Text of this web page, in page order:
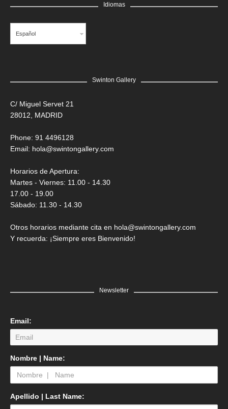
LEER MÁS
Edgar Flores “SANER” | El reflejo de la verdad, el hombre
Idiomas
Español
Swinton Gallery
C/ Miguel Servet 21
28012, MADRID
Phone: 91 4496128
Email: hola@swintongallery.com
Horarios de Apertura:
Martes - Viernes: 11.00 - 14.30
17.00 - 19.00
Sábado: 11.30 - 14.30
Otros horarios mediante cita en hola@swintongallery.com
Y recuerda: ¡Siempre eres Bienvenido!
Newsletter
Email:
Nombre | Name:
Apellido | Last Name: